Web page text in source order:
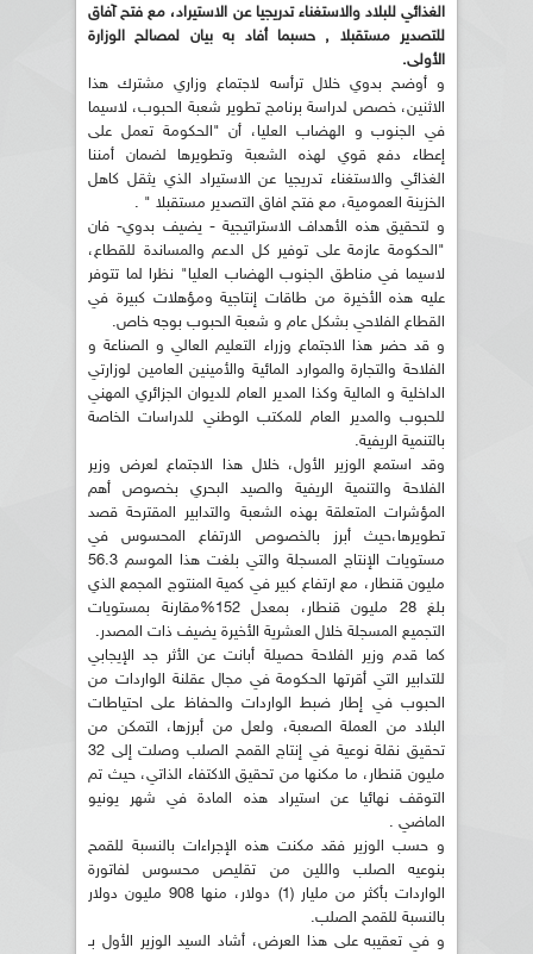
الغذائي للبلاد والاستغناء تدريجيا عن الاستيراد، مع فتح آفاق
للتصدير مستقبلا , حسبما أفاد به بيان لمصالح الوزارة
الأولى.
و أوضح بدوي خلال ترأسه لاجتماع وزاري مشترك هذا
الاثنين، خصص لدراسة برنامج تطوير شعبة الحبوب، لاسيما
في الجنوب و الهضاب العليا، أن "الحكومة تعمل على
إعطاء دفع قوي لهذه الشعبة وتطويرها لضمان أمننا
الغذائي والاستغناء تدريجيا عن الاستيراد الذي يثقل كاهل
الخزينة العمومية، مع فتح افاق التصدير مستقبلا " .
و لتحقيق هذه الأهداف الاستراتيجية - يضيف بدوي- فان
"الحكومة عازمة على توفير كل الدعم والمساندة للقطاع،
لاسيما في مناطق الجنوب الهضاب العليا" نظرا لما تتوفر
عليه هذه الأخيرة من طاقات إنتاجية ومؤهلات كبيرة في
القطاع الفلاحي بشكل عام و شعبة الحبوب بوجه خاص.
و قد حضر هذا الاجتماع وزراء التعليم العالي و الصناعة و
الفلاحة والتجارة والموارد المائية والأمينين العامين لوزارتي
الداخلية و المالية وكذا المدير العام للديوان الجزائري المهني
للحبوب والمدير العام للمكتب الوطني للدراسات الخاصة
بالتنمية الريفية.
وقد استمع الوزير الأول، خلال هذا الاجتماع لعرض وزير
الفلاحة والتنمية الريفية والصيد البحري بخصوص أهم
المؤشرات المتعلقة بهذه الشعبة والتدابير المقترحة قصد
تطويرها،حيث أبرز بالخصوص الارتفاع المحسوس في
مستويات الإنتاج المسجلة والتي بلغت هذا الموسم 56.3
مليون قنطار، مع ارتفاع كبير في كمية المنتوج المجمع الذي
بلغ 28 مليون قنطار، بمعدل 152%مقارنة بمستويات
التجميع المسجلة خلال العشرية الأخيرة يضيف ذات المصدر.
كما قدم وزير الفلاحة حصيلة أبانت عن الأثر جد الإيجابي
للتدابير التي أقرتها الحكومة في مجال عقلنة الواردات من
الحبوب في إطار ضبط الواردات والحفاظ على احتياطات
البلاد من العملة الصعبة، ولعل من أبرزها، التمكن من
تحقيق نقلة نوعية في إنتاج القمح الصلب وصلت إلى 32
مليون قنطار، ما مكنها من تحقيق الاكتفاء الذاتي، حيث تم
التوقف نهائيا عن استيراد هذه المادة في شهر يونيو
الماضي .
و حسب الوزير فقد مكنت هذه الإجراءات بالنسبة للقمح
بنوعيه الصلب واللين من تقليص محسوس لفاتورة
الواردات بأكثر من مليار (1) دولار، منها 908 مليون دولار
بالنسبة للقمح الصلب.
و في تعقيبه على هذا العرض، أشاد السيد الوزير الأول بـ